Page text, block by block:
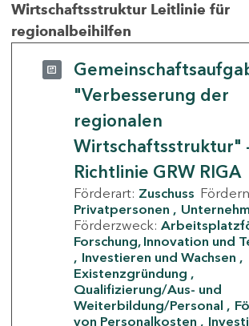
Wirtschaftsstruktur Leitlinie für
regionalbeihilfen
"Verbesserung der
regionalen
Wirtschaftsstruktur"
Richtlinie GRW RIGA
Förderart: Zuschuss
Privatpersonen
Förderzweck:
Forschung, Innovation und
Investieren und Wachsen
Existenzgründung
Qualifizierung/Aus- und
Weiterbildung/Personal
von Personalkosten